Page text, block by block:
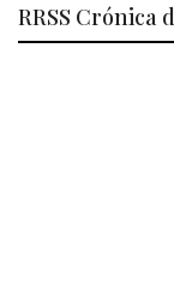
RRSS Crónica